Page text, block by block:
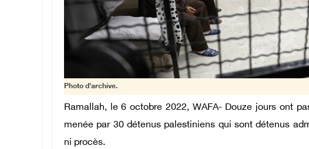
Photo d'archive.
Ramallah, le 6 octobre 2022, WAFA- Douze jours ont
menée par 30 détenus palestiniens qui sont détenus
ni procès.